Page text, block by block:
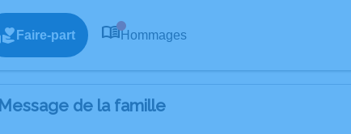
Faire-part Hommages
Message de la famille